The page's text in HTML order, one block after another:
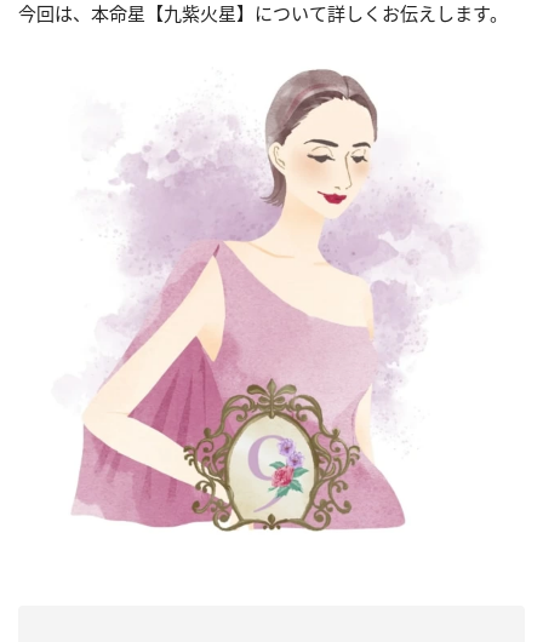
今回は、本命星【九紫火星】について詳しくお伝えします。